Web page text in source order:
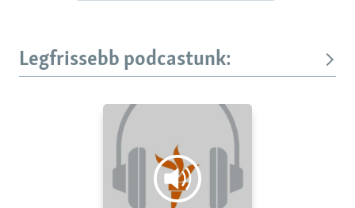
Legfrissebb podcastunk: